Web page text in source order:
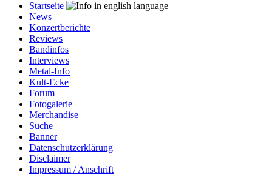
Startseite
News
Konzertberichte
Reviews
Bandinfos
Interviews
Metal-Info
Kult-Ecke
Forum
Fotogalerie
Merchandise
Suche
Banner
Datenschutzerklärung
Disclaimer
Impressum / Anschrift